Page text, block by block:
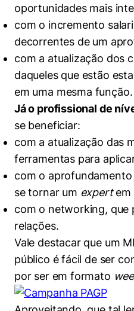
oportunidades mais
com o incremento
decorrentes de um
com a atualização dos
daqueles que estão
em uma mesma função.
Já o profissional de
se beneficiar:
com a atualização das
ferramentas para
com o
se tornar um expertem
com o networking, que
relações.
Vale destacar que um
público é fácil de ser
por ser em formato